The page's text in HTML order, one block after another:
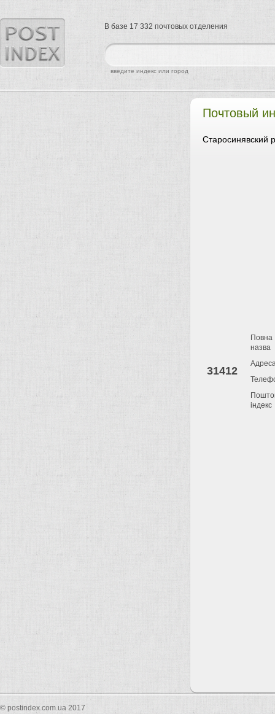
Почтовый
Старосинявский
31412
Повна
назва
індекс
найти
введите индекс или город
В базе 17 332 почтовых отделения
© postindex.com.ua 2017